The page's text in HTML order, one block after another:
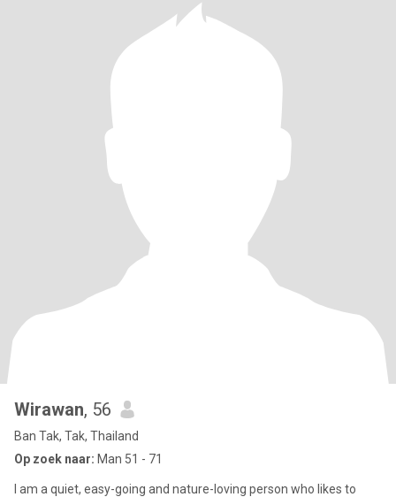
Wirawan, 56
Ban Tak, Tak, Thailand
Op zoek naar: Man 51 - 71
I am a quiet, easy-going and nature-loving person who likes to